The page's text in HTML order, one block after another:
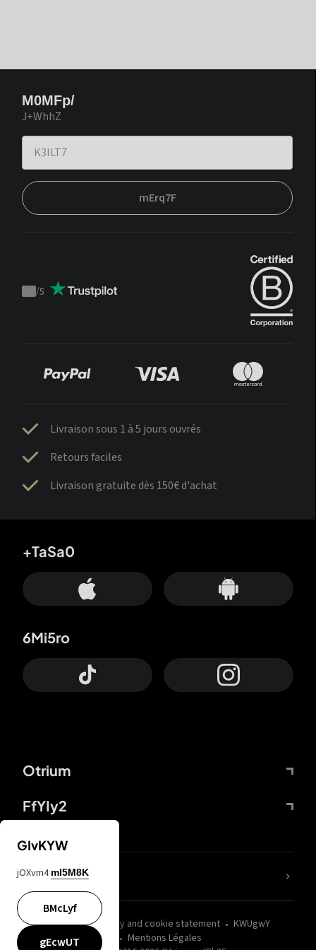
M0MFp/
J+WhhZ
mErq7F
Trustpilot
/5
Livraison sous 1 à 5 jours ouvrés
Retours faciles
Livraison gratuite dès 150€ d'achat
Otrium
FfYIy2
+TaSa0
6Mi5ro
wZQPfd Privacy and cookie statement
KWUgwY
Mentions Légales
nLC6tu
GIvKYW
jOXvm4 mI5M8K
BMcLyf
gEcwUT